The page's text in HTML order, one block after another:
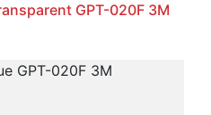
GPT-020F 3M